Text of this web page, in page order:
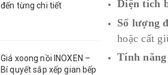
Diện tích
Số lượng
hoặc cất
Tính
đến từng chi tiết
Giá xoong nồi INOXEN –
Bí quyết sắp xếp gian bếp